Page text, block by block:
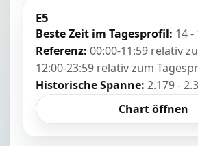
E5
Beste Zeit im Tagesprofil: 14 -
Referenz: 00:00-11:59 relativ
12:00-23:59 relativ zum
Historische Spanne: 2.179 -
Chart öffnen